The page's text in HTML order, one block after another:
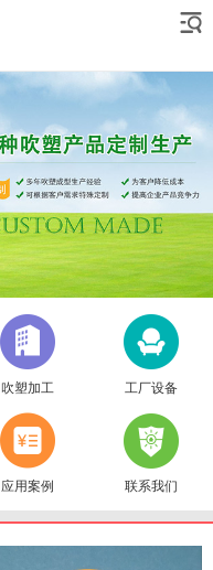
吹塑加工 工厂设备
应用案例 联系我们